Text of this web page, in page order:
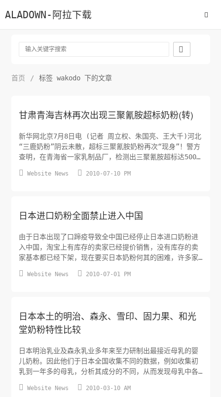
ALADOWN-阿拉下载

首页 / 标签 wakodo 下的文章
甘肃青海吉林再次出现三聚氰胺超标奶粉(转)
新华网北京7月8日电 (记者 周立权、朱国亮、王大千)河北
“三鹿奶粉”阴云未散，超标三聚氰胺奶粉再次“现身”！警方
查明，在青海省一家乳制品厂，检测出三聚氰胺超标达500
向，记者分赴甘肃、青海、吉林等省进行了追踪。甘肃：检
 Website News  2010-07-10 PM
日本进口奶粉全面禁止进入中国
由于日本出现了口蹄疫导致全中国已经停止日本进口奶粉进
入中国，淘宝上有库存的卖家已经提价销售，没有库存的卖
家基本都已经下架，现在要买日本奶粉何其的困难，许多家
息，大陆已经部分开放，有人已经可以快递奶粉了到大陆
 Website News  2010-07-01 PM
日本本土的明治、森永、雪印、固力果、和光
堂奶粉特性比较
日本明治乳业及森永乳业多年来至力研制出最接近母乳的婴
儿奶粉。因此他们于日本全国收集不同的数据，例如收集初
乳到一年多的母乳，分析其成分的不同，从而发现母乳中各
基础研制出最适合婴儿的母乳奶粉，成份及功能均与母乳极
 Website News  2010-03-10 AM